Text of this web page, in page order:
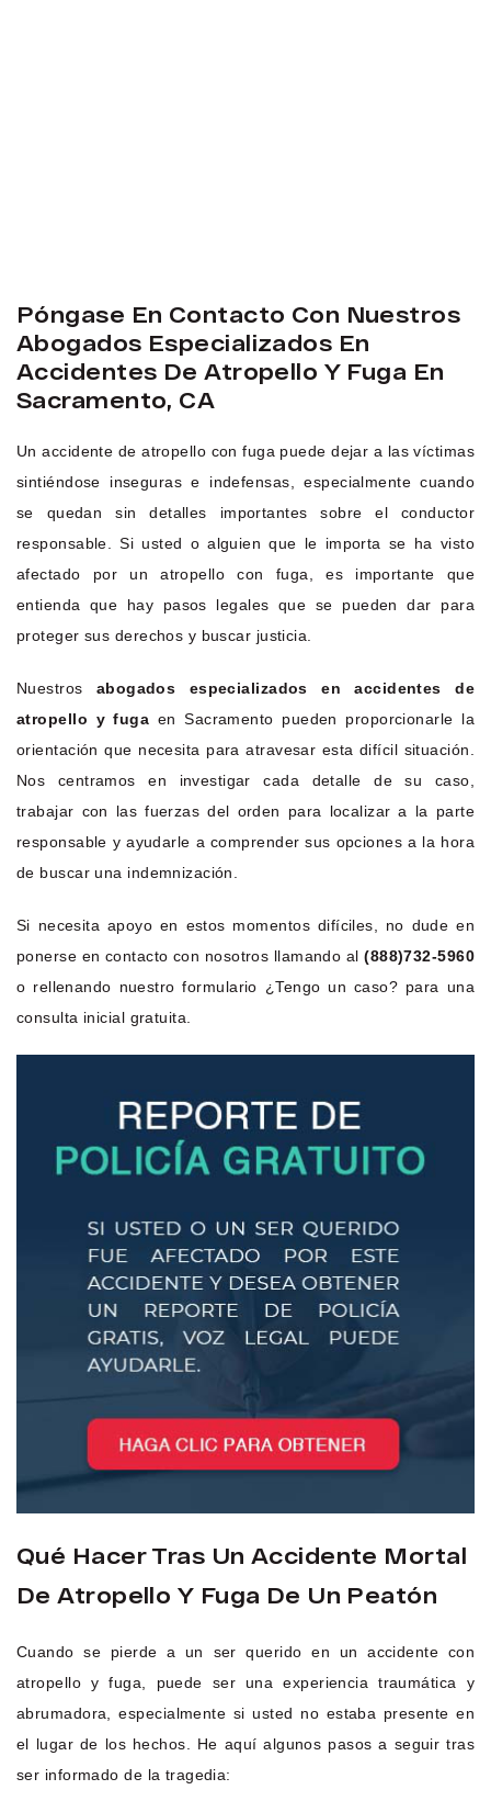
Póngase En Contacto Con Nuestros
Abogados Especializados En
Accidentes De Atropello Y Fuga En
Sacramento, CA
Un accidente de atropello con fuga puede dejar a las víctimas
sintiéndose inseguras e indefensas, especialmente cuando
se quedan sin detalles importantes sobre el conductor
responsable. Si usted o alguien que le importa se ha visto
afectado por un atropello con fuga, es importante que
entienda que hay pasos legales que se pueden dar para
proteger sus derechos y buscar justicia.
Nuestros abogados especializados en accidentes de
atropello y fuga en Sacramento pueden proporcionarle la
orientación que necesita para atravesar esta difícil situación.
Nos centramos en investigar cada detalle de su caso,
trabajar con las fuerzas del orden para localizar a la parte
responsable y ayudarle a comprender sus opciones a la hora
de buscar una indemnización.
Si necesita apoyo en estos momentos difíciles, no dude en
ponerse en contacto con nosotros llamando al(888)732-5960
o rellenando nuestro formulario ¿Tengo un caso? para una
consulta inicial gratuita.
Qué Hacer Tras Un Accidente Mortal
De Atropello Y Fuga De Un Peatón
Cuando se pierde a un ser querido en un accidente con
atropello y fuga, puede ser una experiencia traumática y
abrumadora, especialmente si usted no estaba presente en
el lugar de los hechos. He aquí algunos pasos a seguir tras
ser informado de la tragedia: